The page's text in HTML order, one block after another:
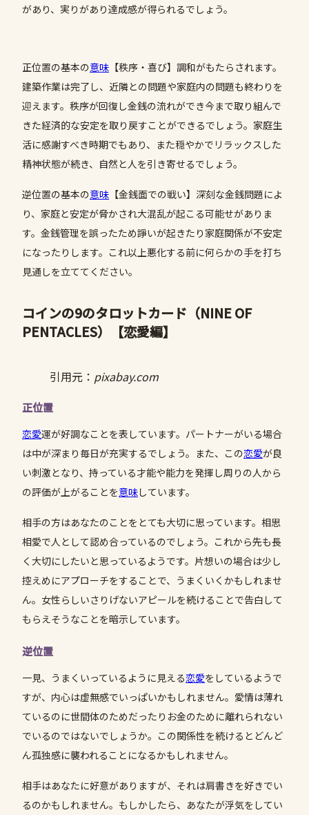
があり、実りがあり達成感が得られるでしょう。
正位置の基本の意味 【秩序・喜び】調和がもたらされます。
建築作業は完了し、近隣との問題や家庭内の問題も終わりを
迎えます。秩序が回復し金銭の流れができ今まで取り組んで
きた経済的な安定を取り戻すことができるでしょう。家庭生
活に感謝すべき時期でもあり、また穏やかでリラックスした
精神状態が続き、自然と人を引き寄せるでしょう。
逆位置の基本の意味 【金銭面での戦い】深刻な金銭問題によ
り、家庭と安定が脅かされ大混乱が起こる可能せがありま
す。金銭管理を誤ったため諍いが起きたり家庭関係が不安定
になったりします。これ以上悪化する前に何らかの手を打ち
見通しを立ててください。
コインの9のタロットカード（NINE OF
PENTACLES）
【恋愛編】
引用元： pixabay.com
正位置
恋愛運が好調なことを表しています。パートナーがいる場合
は中が深まり毎日が充実するでしょう。また、この恋愛が良
い刺激となり、持っている才能や能力を発揮し周りの人から
の評価が上がることを意味しています。
相手の方はあなたのことをとても大切に思っています。相思
相愛で人として認め合っているのでしょう。これから先も長
く大切にしたいと思っているようです。片想いの場合は少し
控えめにアプローチをすることで、うまくいくかもしれませ
ん。女性らしいさりげないアピールを続けることで告白して
もらえそうなことを暗示しています。
逆位置
一見、うまくいっているように見える恋愛をしているようで
すが、内心は虚無感でいっぱいかもしれません。愛情は薄れ
ているのに世間体のためだったりお金のために離れられない
でいるのではないでしょうか。この関係性を続けるとどんど
ん孤独感に襲われることになるかもしれません。
相手はあなたに好意がありますが、それは肩書きを好きでい
るのかもしれません。もしかしたら、あなたが浮気をしてい